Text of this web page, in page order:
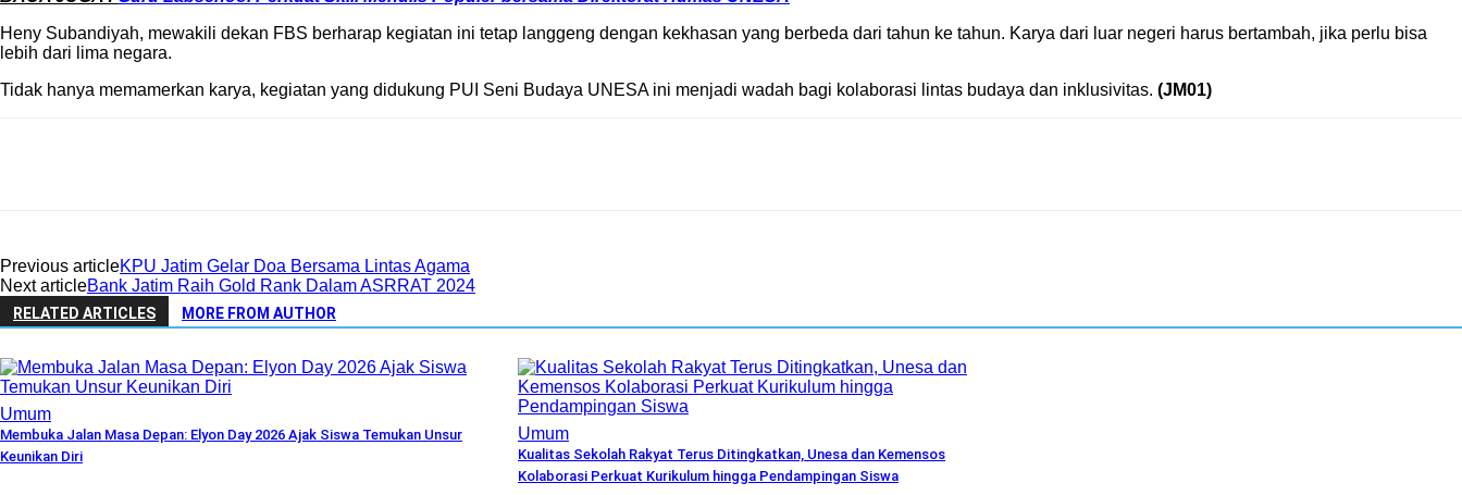
Heny Subandiyah, mewakili dekan FBS berharap kegiatan ini tetap langgeng dengan kekhasan yang berbeda dari tahun ke tahun. Karya dari luar negeri harus bertambah, jika perlu bisa
lebih dari lima negara.
Tidak hanya memamerkan karya, kegiatan yang didukung PUI Seni Budaya UNESA ini menjadi wadah bagi kolaborasi lintas budaya dan inklusivitas. (JM01)
Previous articleKPU Jatim Gelar Doa Bersama Lintas Agama
Next articleBank Jatim Raih Gold Rank Dalam ASRRAT 2024
RELATED ARTICLES MORE FROM AUTHOR
Umum
Membuka Jalan Masa Depan: Elyon Day 2026 Ajak Siswa Temukan Unsur
Keunikan Diri
Umum
Kualitas Sekolah Rakyat Terus Ditingkatkan, Unesa dan Kemensos
Kolaborasi Perkuat Kurikulum hingga Pendampingan Siswa